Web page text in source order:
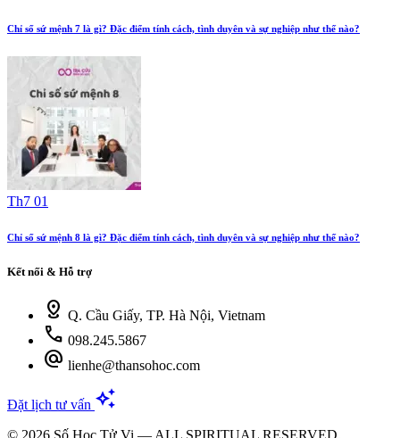
Chỉ số sứ mệnh 7 là gì? Đặc điểm tính cách, tình duyên và sự nghiệp như thế nào?
Th7 01
Chỉ số sứ mệnh 8 là gì? Đặc điểm tính cách, tình duyên và sự nghiệp như thế nào?
Kết nối & Hỗ trợ
distance Q. Cầu Giấy, TP. Hà Nội, Vietnam
call 098.245.5867
alternate_email lienhe@thansohoc.com
Đặt lịch tư vấn auto_awesome